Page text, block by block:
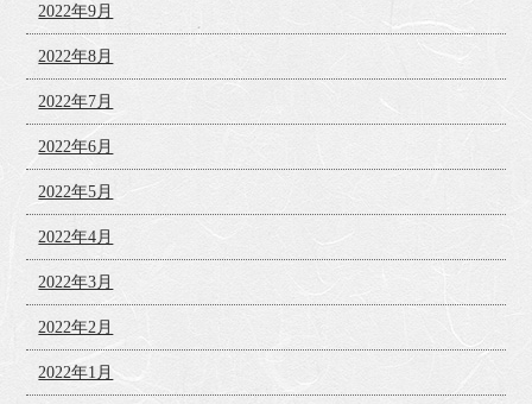
2022年9月
2022年8月
2022年7月
2022年6月
2022年5月
2022年4月
2022年3月
2022年2月
2022年1月